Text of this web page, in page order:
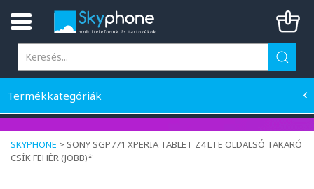
Termékkategóriák
SKYPHONE > SONY SGP771 XPERIA TABLET Z4 LTE OLDALSÓ TAKARÓ
CSÍK FEHÉR (JOBB)*